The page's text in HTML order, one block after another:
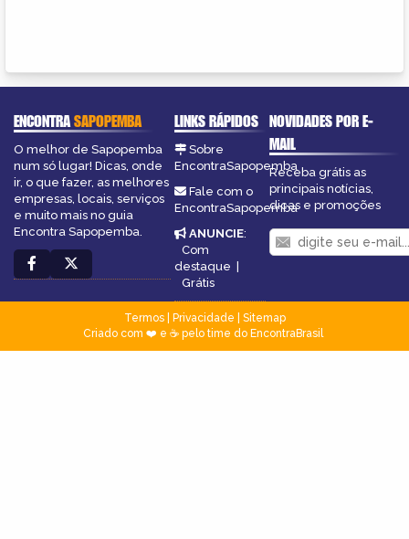
ENCONTRASAPOPEMBA
O melhor de Sapopemba
num só lugar! Dicas, onde
ir, o que fazer, as melhores
empresas, locais, serviços
e muito mais no guia
Encontra Sapopemba.
LINKS RÁPIDOS
Sobre
EncontraSapopemba
Fale com o
EncontraSapopemba
ANUNCIE:
Com
destaque |
Grátis
NOVIDADES POR E-
MAIL
Receba grátis as
principais notícias,
dicas e promoções
Termos| Privacidade
Sitemap
Criado com ❤️ e ☕ pelo time do EncontraBrasil